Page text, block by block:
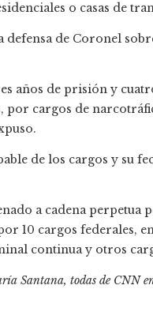
o casas de
de Coronel
años de prisión y
por cargos de
de los cargos y su
a cadena perpetua
10 cargos federales,
continua y otros
Santana, todas de CNN